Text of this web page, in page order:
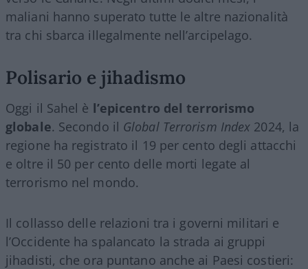
maliani hanno superato tutte le altre nazionalità
tra chi sbarca illegalmente nell’arcipelago.
Polisario e jihadismo
Oggi il Sahel è l’epicentro del terrorismo
globale. Secondo il Global Terrorism Index 2024, la
regione ha registrato il 19 per cento degli attacchi
e oltre il 50 per cento delle morti legate al
terrorismo nel mondo.
Il collasso delle relazioni tra i governi militari e
l’Occidente ha spalancato la strada ai gruppi
jihadisti, che ora puntano anche ai Paesi costieri: